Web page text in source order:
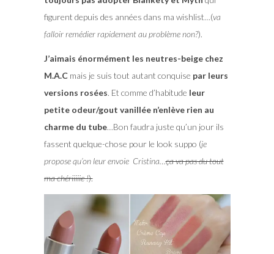
figurent depuis des années dans ma wishlist…(va
falloir remédier rapidement au problème non?).
J’aimais énormément les neutres-beige chez
M.A.Cmais je suis tout autant conquise par leurs
versions rosées. Et comme d’habitude leur
petite odeur/gout vanillée n’enlève rien au
charme du tube…Bon faudra juste qu’un jour ils
fassent quelque-chose pour le look suppo (je
propose qu’on leur envoie Cristina…ça va pas du tout
ma chériiiiie !).